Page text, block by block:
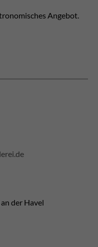
Angebot.
der Havel